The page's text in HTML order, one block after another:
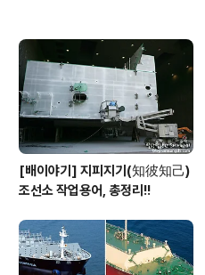
[배이야기] 지피지기(知彼知己)
조선소 작업용어, 총정리!!